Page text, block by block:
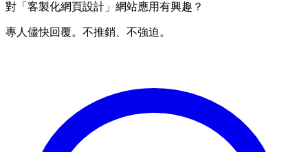
對「客製化網頁設計」網站應用有興趣？
專人儘快回覆。不推銷、不強迫。